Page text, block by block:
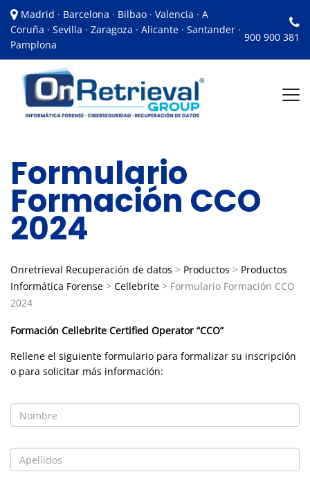
Madrid · Barcelona · Bilbao · Valencia · A
Coruña · Sevilla · Zaragoza · Alicante · Santander ·
Pamplona
900 900 381
Formulario
Formación CCO
2024
Onretrieval Recuperación de datos > Productos > Productos
Informática Forense > Cellebrite > Formulario Formación CCO
2024
Formación Cellebrite Certified Operator “CCO”
Rellene el siguiente formulario para formalizar su inscripción
o para solicitar más información: